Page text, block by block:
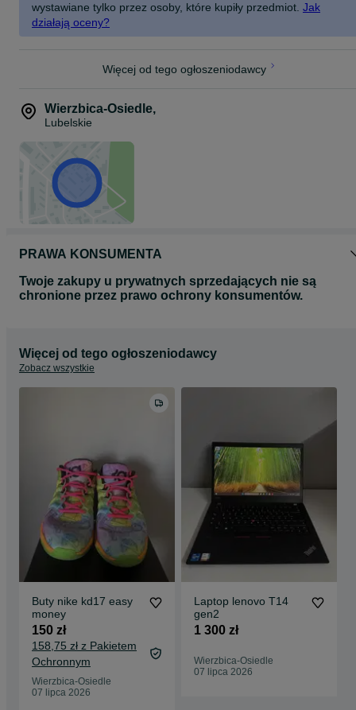
wystawiane tylko przez osoby, które kupiły przedmiot. Jak
działają oceny?
Więcej od tego ogłoszeniodawcy
Wierzbica-Osiedle,
Lubelskie
PRAWA KONSUMENTA
Twoje zakupy u prywatnych sprzedających nie są
chronione przez prawo ochrony konsumentów.
Więcej od tego ogłoszeniodawcy
Zobacz wszystkie
Buty nike kd17 easy
money
150 zł
158,75 zł z Pakietem
Ochronnym
Wierzbica-Osiedle
07 lipca 2026
Laptop lenovo T14
gen2
1 300 zł
Wierzbica-Osiedle
07 lipca 2026